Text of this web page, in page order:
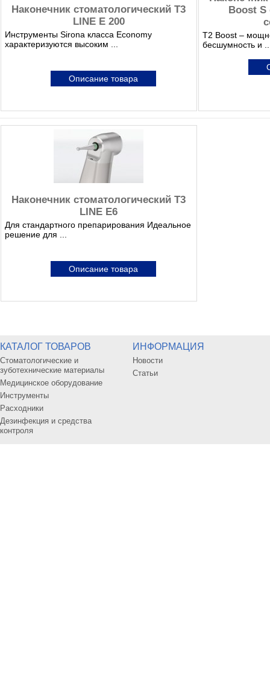
Наконечник стоматологический T3
LINE E 200
Инструменты Sirona класса Economy
характеризуются высоким ...
Описание товара
Boost
T2 Boost –
бесшумность и
Наконечник стоматологический T3
LINE E6
Для стандартного препарирования Идеальное
решение для ...
Описание товара
КАТАЛОГ ТОВАРОВ
Стоматологические и
зуботехнические материалы
Медицинское оборудование
Инструменты
Расходники
Дезинфекция и средства
контроля
ИНФОРМАЦИЯ
Новости
Статьи